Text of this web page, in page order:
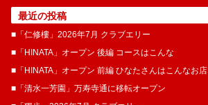
最近の投稿
■「仁修樓」2026年7月 クラブエリー
■「HINATA」オープン 後編 コースはこんな
■「HINATA」オープン 前編 ひなたさんはこんなお店
■「清水一芳園」万寿寺通に移転オープン